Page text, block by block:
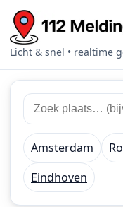
Licht & snel • realtime
Zoek 112
Zoek plaats of regio
Amsterdam
Eindhoven